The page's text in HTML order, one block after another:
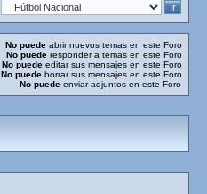
No puede abrir nuevos temas en este Foro
No puede responder a temas en este Foro
No puede editar sus mensajes en este Foro
No puede borrar sus mensajes en este Foro
No puede enviar adjuntos en este Foro